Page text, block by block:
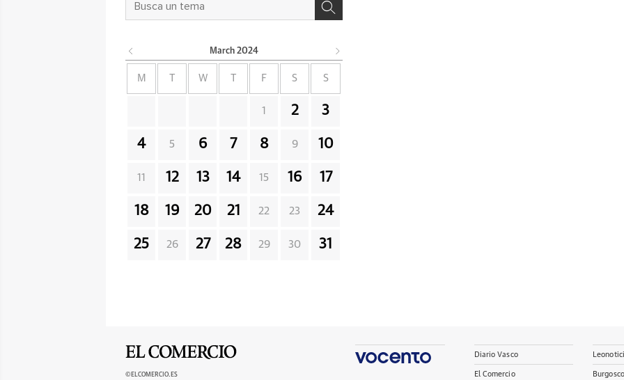
March 2024
M W F S S
1 2 3
4 5 6 7 8 9 10
11 12 13 14 15 16 17
18 19 20 21 22 23 24
25 26 27 28 29 30 31
©ELCOMERCIO.ES
Diario Vasco
El Comercio